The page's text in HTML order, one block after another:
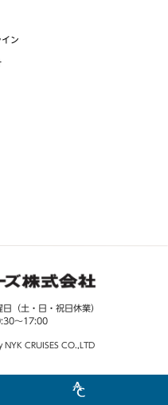
ン
（土・日・祝日休業）
～17:00
CRUISES CO.,LTD